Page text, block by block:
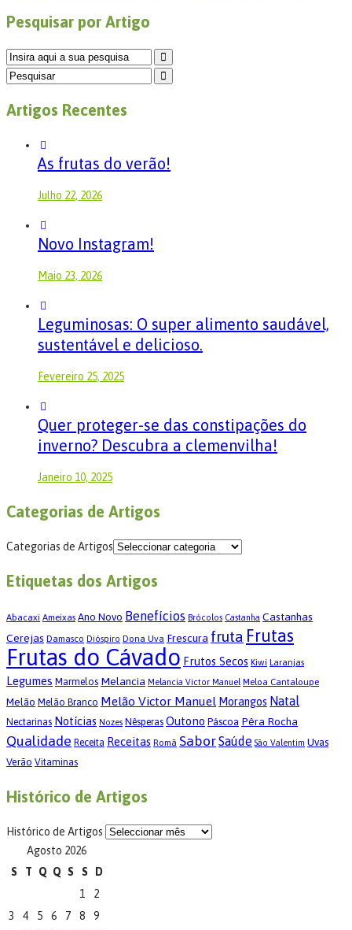
Pesquisar por Artigo
Artigos Recentes
As frutas do verão!
Julho 22, 2026
Novo Instagram!
Maio 23, 2026
Leguminosas: O super alimento saudável,
sustentável e delicioso.
Fevereiro 25, 2025
Quer proteger-se das constipações do
inverno? Descubra a clemenvilha!
Janeiro 10, 2025
Categorias de Artigos
Categorias de Artigos
Etiquetas dos Artigos
Abacaxi Ameixas Ano Novo Benefícios Brócolos Castanha Castanhas
Cerejas Damasco Dióspiro Dona Uva Frescura fruta Frutas
Frutas do Cávado Frutos Secos Kiwi Laranjas
Legumes Marmelos Melancia Melancia Victor Manuel Meloa Cantaloupe
Melão Melão Branco Melão Victor Manuel Morangos Natal
Nectarinas Notícias Nozes Nêsperas Outono Páscoa Pêra Rocha
Qualidade Receita Receitas Romã SaborSaúde São Valentim Uvas
Verão Vitaminas
Histórico de Artigos
Histórico de Artigos
Agosto 2026
S
T Q Q S S D
1
2
3
4 5 6 7 8
9